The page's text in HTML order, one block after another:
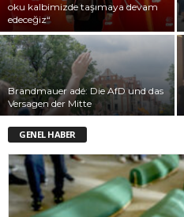
oku kalbimizde taşımaya devam
edeceğiz“
Brandmauer adé: Die AfD und das
Versagen der Mitte
GENEL HABER